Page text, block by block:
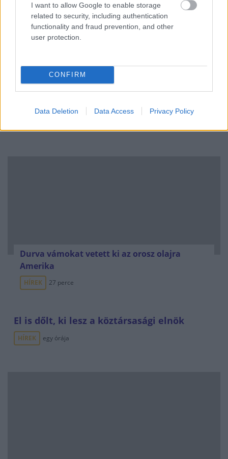
I want to allow Google to enable storage
related to security, including authentication
functionality and fraud prevention, and other
user protection.
CONFIRM
Data Deletion Data Access Privacy Policy
Mi lett Alain Delon vagyonával? Adóhatósági
csavar a sztoriban
HÍREK 2026. júl. 19.
Bizarr baleset történt a budapesti metrón
Durva vámokat vetett ki az orosz olajra
Amerika
HÍREK 27 perce
El is dőlt, ki lesz a köztársasági elnök
HÍREK egy órája